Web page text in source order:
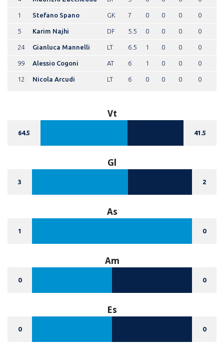
1 Stefano Spano GK 7 0 0 0 0
5 Karim Najhi DF 5.5 0 0 0 0
24 Gianluca Mannelli LT 6.5 1 0 0 0
99 Alessio Cogoni AT 6 1 0 0 0
12 Nicola Arcudi LT 6 0 0 0 0
Vt
64.5 41.5
Gl
3 2
As
1 0
Am
0 0
Es
0 0